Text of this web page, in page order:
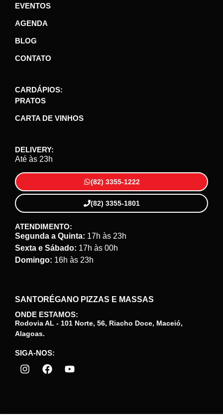
EVENTOS
AGENDA
BLOG
CONTATO
CARDÁPIOS:
PRATOS
CARTA DE VINHOS
DELIVERY:
Até às 23h
(82) 3355-1222
(82) 3355-1801
ATENDIMENTO:
Segunda a Quinta: 17h às 23h
Sexta e Sábado: 17h às 00h
Domingo: 16h às 23h
SANTORÉGANO PIZZAS E MASSAS
ONDE ESTAMOS:
Rodovia AL - 101 Norte, 56, Riacho Doce, Maceió,
Alagoas.
SIGA-NOS: